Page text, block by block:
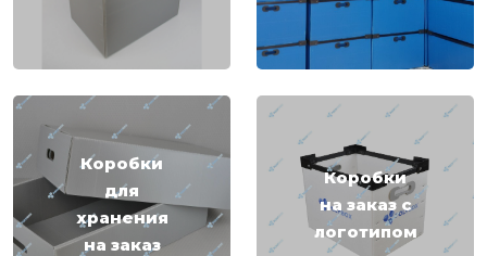
Коробки
для
хранения
на заказ
Коробки
на заказ с
логотипом